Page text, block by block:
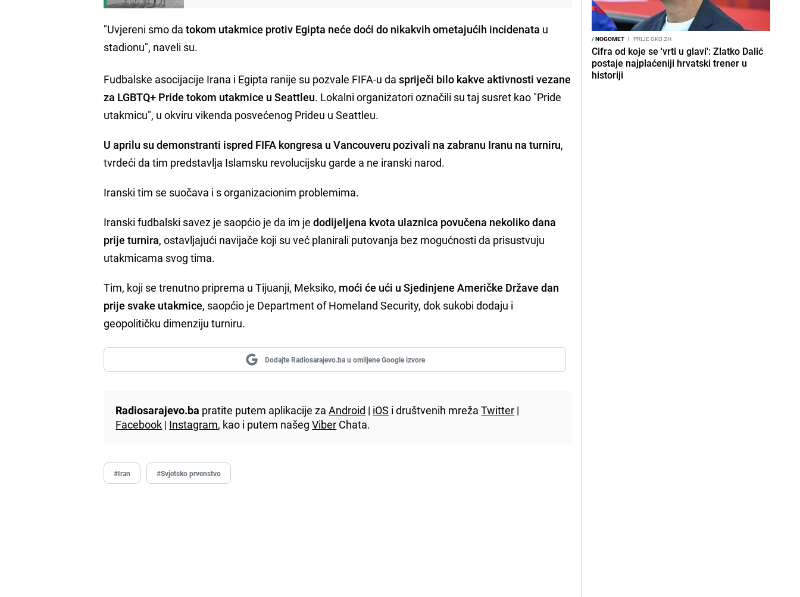
"Uvjereni smo datokom utakmice protiv Egipta neće doći do nikakvih ometajućih incidenata u
stadionu", naveli su.
Fudbalske asocijacije Irana i Egipta ranije su pozvale FIFA-u daspriječi bilo kakve aktivnosti vezane
za LGBTQ+ Pride tokom utakmice u Seattleu. Lokalni organizatori označili su taj susret kao "Pride
utakmicu", u okviru vikenda posvećenog Prideu u Seattleu.
U aprilu su demonstranti ispred FIFA kongresa u Vancouveru pozivali na zabranu Iranu na turniru,
tvrdeći da tim predstavlja Islamsku revolucijsku garde a ne iranski narod.
Iranski tim se suočava i s organizacionim problemima.
Iranski fudbalski savez je saopćio je da im jedodijeljena kvota ulaznica povučena nekoliko dana
prije turnira, ostavljajući navijače koji su već planirali putovanja bez mogućnosti da prisustvuju
utakmicama svog tima.
Tim, koji se trenutno priprema u Tijuanji, Meksiko, moći će ući u Sjedinjene Američke Države dan
prije svake utakmice, saopćio je Department of Homeland Security, dok sukobi dodaju i
geopolitičku dimenziju turniru.
Dodajte Radiosarajevo.ba u omiljene Google izvore
Radiosarajevo.ba pratite putem aplikacije zaAndroid | iOS i društvenih mrežaTwitter |
Facebook | Instagram, kao i putem našegViber Chata.
#Iran #Svjetsko prvenstvo
/NOGOMET I PRIJE OKO 2H
Cifra od koje se 'vrti u glavi': Zlatko Dalić
postaje najplaćeniji hrvatski trener u
historiji